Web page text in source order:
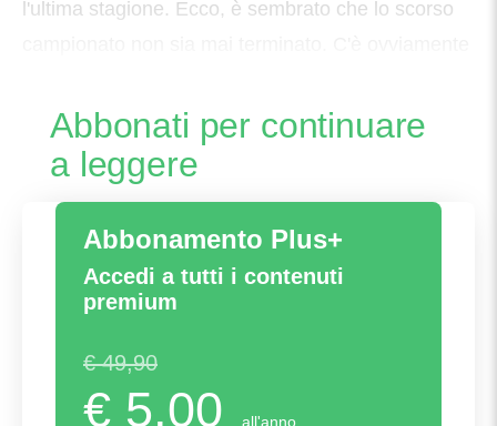
l'ultima stagione. Ecco, è sembrato che lo scorso
Abbonati per continuare
a leggere
Abbonamento Plus+
Accedi a tutti i contenuti
premium
€ 49,90
€ 5,00 all'anno